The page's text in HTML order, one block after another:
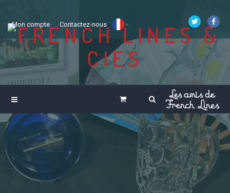
Mon compte Contactez-nous